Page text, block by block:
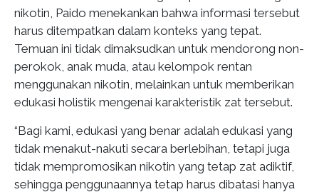
nikotin, Paido menekankan bahwa informasi tersebut
harus ditempatkan dalam konteks yang tepat.
Temuan ini tidak dimaksudkan untuk mendorong non-
perokok, anak muda, atau kelompok rentan
menggunakan nikotin, melainkan untuk memberikan
edukasi holistik mengenai karakteristik zat tersebut.
“Bagi kami, edukasi yang benar adalah edukasi yang
tidak menakut-nakuti secara berlebihan, tetapi juga
tidak mempromosikan nikotin yang tetap zat adiktif,
sehingga penggunaannya tetap harus dibatasi hanya